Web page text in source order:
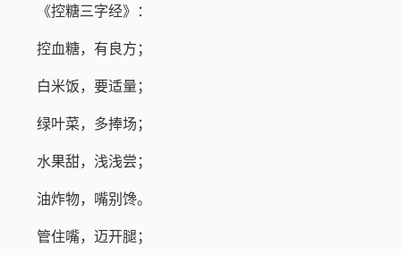
《控糖三字经》：
控血糖，有良方；
白米饭，要适量；
绿叶菜，多捧场；
水果甜，浅浅尝；
油炸物，嘴别馋。
管住嘴，迈开腿；